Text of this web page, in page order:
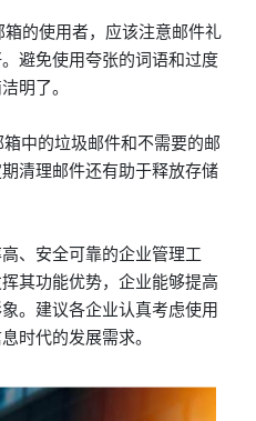
的使用者，应该注意邮件礼
避免使用夸张的词语和过度
明了。
中的垃圾邮件和不需要的邮
清理邮件还有助于释放存储
、安全可靠的企业管理工
其功能优势，企业能够提高
。建议各企业认真考虑使用
时代的发展需求。